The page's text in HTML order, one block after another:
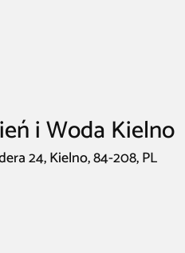
i Woda Kielno
24, Kielno, 84-208, PL